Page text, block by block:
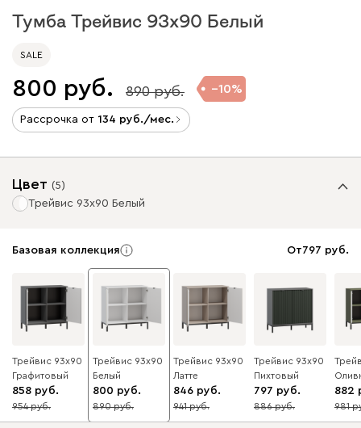
Тумба Трейвис 93x90 Белый
SALE
800 890 10
Рассрочка от 134 /мес.
Цвет (5)
Трейвис 93x90 Белый
Базовая коллекция От797
Трейвис 93x90
Графитовый
858
10
954
Трейвис 93x90
Белый
800
10
890
Трейвис 93x90
Латте
846
10
941
Трейвис 93x90
Пихтовый
797
10
886
882
10
981